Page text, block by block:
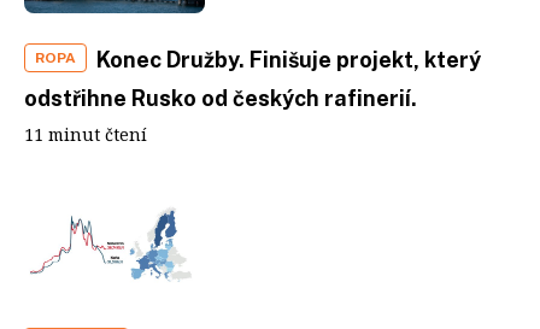
ROPA
Konec Družby. Finišuje projekt, který
odstřihne Rusko od českých rafinerií.
11 minut čtení